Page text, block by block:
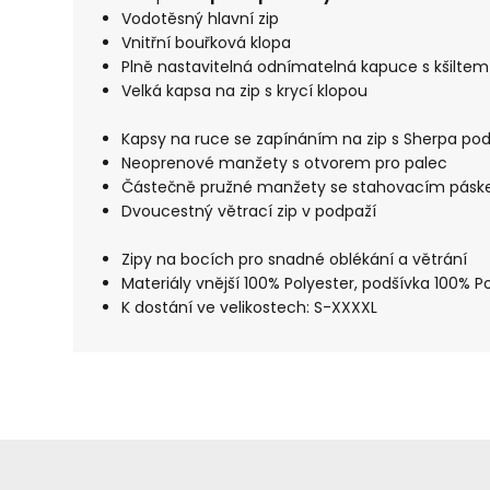
Vodotěsný hlavní zip
Vnitřní bouřková klopa
Plně nastavitelná odnímatelná kapuce s kšiltem
Velká kapsa na zip s krycí klopou
Kapsy na ruce se zapínáním na zip s Sherpa
Neoprenové manžety s otvorem pro palec
Částečně pružné manžety se stahovacím
Dvoucestný větrací zip v podpaží
Zipy na bocích pro snadné oblékání a větrání
Materiály vnější 100% Polyester, podšívka 100%
K dostání ve velikostech: S-XXXXL